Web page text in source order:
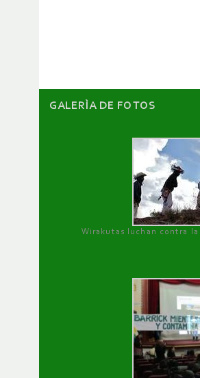
GALERÌA DE FOTOS
Wirakutas luchan contra